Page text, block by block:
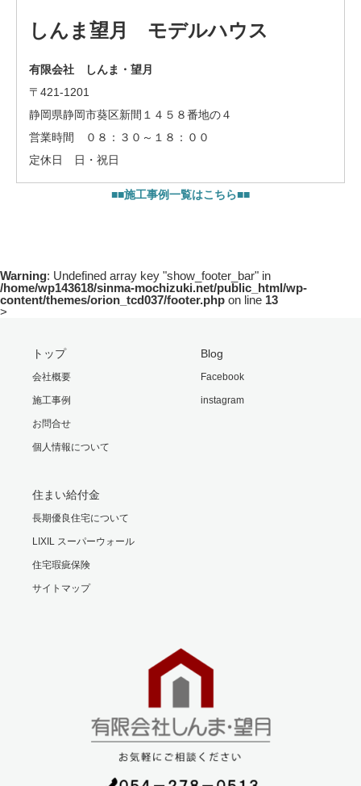
しんま望月 モデルハウス
有限会社 しんま・望月
〒421-1201
静岡県静岡市葵区新間１４５８番地の４
営業時間 ０８：３０～１８：００
定休日 日・祝日
■■施工事例一覧はこちら■■
Warning: Undefined array key "show_footer_bar" in
/home/wp143618/sinma-mochizuki.net/public_html/wp-
content/themes/orion_tcd037/footer.php on line 13
>
トップ
会社概要
施工事例
お問合せ
個人情報について
Blog
Facebook
instagram
住まい給付金
長期優良住宅について
LIXIL スーパーウォール
住宅瑕疵保険
サイトマップ